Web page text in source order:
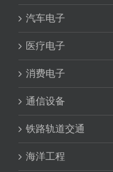
汽车电子
医疗电子
消费电子
通信设备
铁路轨道交通
海洋工程